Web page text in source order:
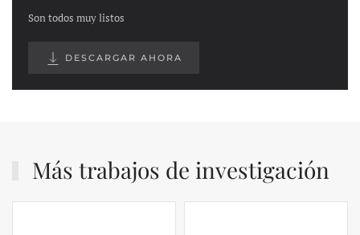
Son todos muy listos
DESCARGAR AHORA
Más trabajos de investigación